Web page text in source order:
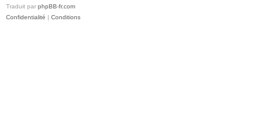
Traduit par phpBB-fr.com
Confidentialité | Conditions